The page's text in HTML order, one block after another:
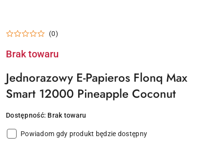
(0)
Brak towaru
Jednorazowy E-Papieros Flonq Max
Smart 12000 Pineapple Coconut
Dostępność: Brak towaru
Powiadom gdy produkt będzie dostępny